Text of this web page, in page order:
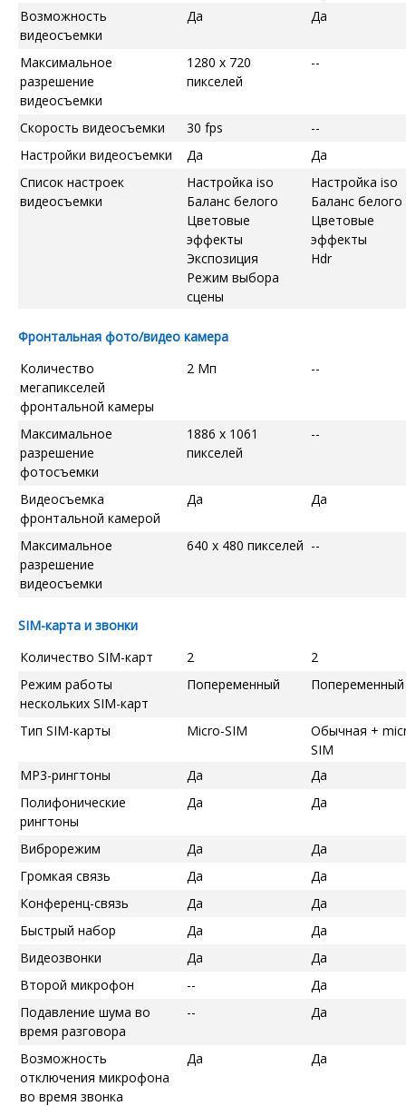
Возможность
видеосъемки
Да Да
Максимальное
разрешение
видеосъемки
1280 x 720
пикселей
--
Скорость видеосъемки 30 fps
--
Настройки видеосъемки
Да
Да
Список настроек
видеосъемки
Настройка iso
Баланс белого
Цветовые
эффекты
Экспозиция
Режим выбора
сцены
Настройка iso
Баланс белого
Цветовые
эффекты
Hdr
Фронтальная фото/видео камера
Количество
мегапикселей
фронтальной камеры
2 Мп --
Максимальное
разрешение
фотосъемки
1886 x 1061
пикселей
--
Видеосъемка
фронтальной камерой
Да Да
Максимальное
разрешение
видеосъемки
640 x 480 пикселей --
SIM-карта и звонки
Количество SIM-карт
2
2
Режим работы
нескольких SIM-карт
Попеременный Попеременный
Тип SIM-карты Micro-SIM
Обычная +
SIM
MP3-рингтоны
Да
Да
Полифонические
рингтоны
Да Да
Виброрежим Да
Да
Громкая связь
Да
Да
Конференц-связь
Да
Да
Быстрый набор
Да
Да
Видеозвонки
Да
Да
Второй микрофон
--
Да
Подавление шума во
время разговора
-- Да
Возможность
отключения микрофона
во время звонка
Да Да